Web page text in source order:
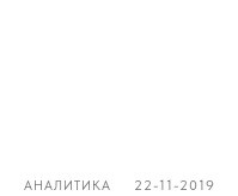
АНАЛИТИКА 22-11-2019